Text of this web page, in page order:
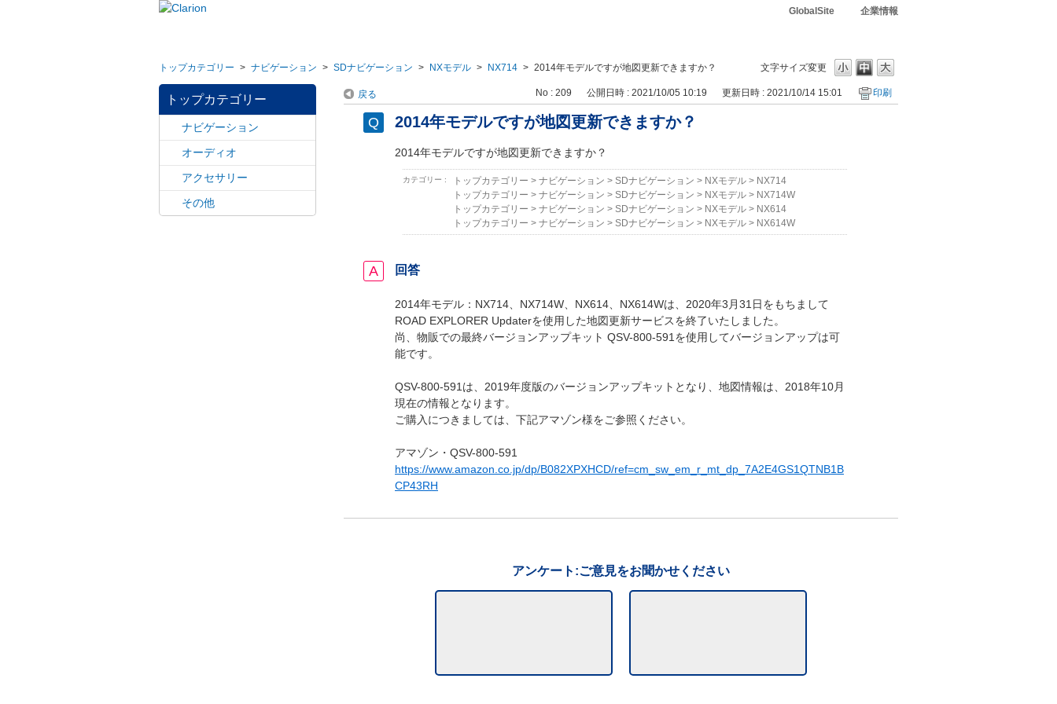
GlobalSite 企業情報
文字サイズ変更
トップカテゴリー > ナビゲーション > SDナビゲーション > NXモデル > NX714 > 2014年モデルですが地図更新できますか？
トップカテゴリー
ナビゲーション
オーディオ
アクセサリー
その他
戻る No : 209 公開日時 : 2021/10/05 10:19 更新日時 : 2021/10/14 15:01 印刷
2014年モデルですが地図更新できますか？
2014年モデルですが地図更新できますか？
カテゴリー : トップカテゴリー > ナビゲーション > SDナビゲーション > NXモデル > NX714
トップカテゴリー > ナビゲーション > SDナビゲーション > NXモデル > NX714W
トップカテゴリー > ナビゲーション > SDナビゲーション > NXモデル > NX614
トップカテゴリー > ナビゲーション > SDナビゲーション > NXモデル > NX614W
回答
2014年モデル：NX714、NX714W、NX614、NX614Wは、2020年3月31日をもちまして
ROAD EXPLORER Updaterを使用した地図更新サービスを終了いたしました。
尚、物販での最終バージョンアップキット QSV-800-591を使用してバージョンアップは可
能です。
QSV-800-591は、2019年度版のバージョンアップキットとなり、地図情報は、2018年10月
現在の情報となります。
ご購入につきましては、下記アマゾン様をご参照ください。
アマゾン・QSV-800-591
https://www.amazon.co.jp/dp/B082XPXHCD/ref=cm_sw_em_r_mt_dp_7A2E4GS1QTNB1B
CP43RH
アンケート:ご意見をお聞かせください